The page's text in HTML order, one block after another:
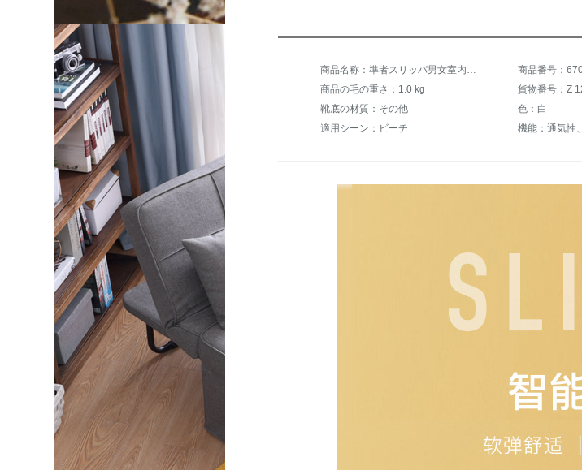
商品名称：準者スリッパ男女室内外スポーツカジュアルポップコーンスリッパサンダルビーチ水泳軽便防水涼白41 商品番号：
商品の毛の重さ：1.0 kg
貨物番号：Z
靴底の材質：その他
色：白
適用シーン：ビーチ
機能：通気性